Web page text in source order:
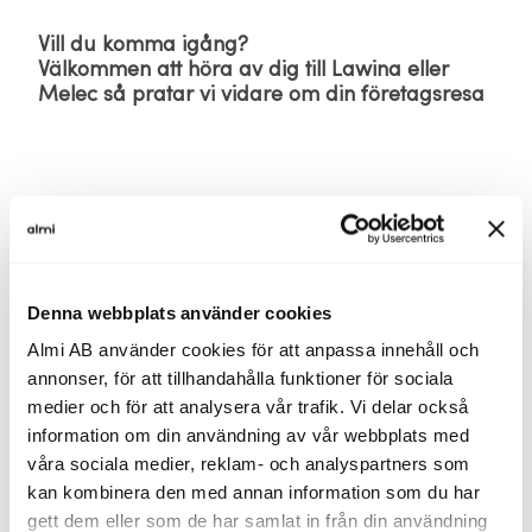
Denna webbplats använder cookies
Almi AB använder cookies för att anpassa innehåll och
annonser, för att tillhandahålla funktioner för sociala
medier och för att analysera vår trafik. Vi delar också
information om din användning av vår webbplats med
våra sociala medier, reklam- och analyspartners som
kan kombinera den med annan information som du har
gett dem eller som de har samlat in från din användning
Vill du komma igång?
Välkommen att höra av dig till Lawina eller
Melec så pratar vi vidare om din företagsresa